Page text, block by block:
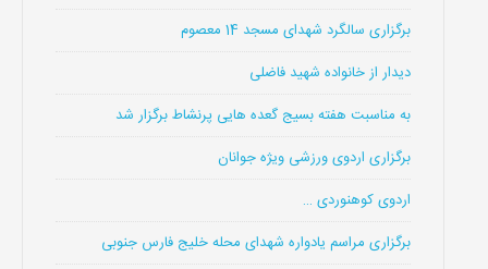
برگزاری سالگرد شهدای مسجد 14 معصوم
دیدار از خانواده شهید فاضلی
به مناسبت هفته بسیج گعده هایی پرنشاط برگزار شد
برگزاری اردوی ورزشی ویژه جوانان
اردوی کوهنوردی …
برگزاری مراسم یادواره شهدای محله خلیج فارس جنوبی